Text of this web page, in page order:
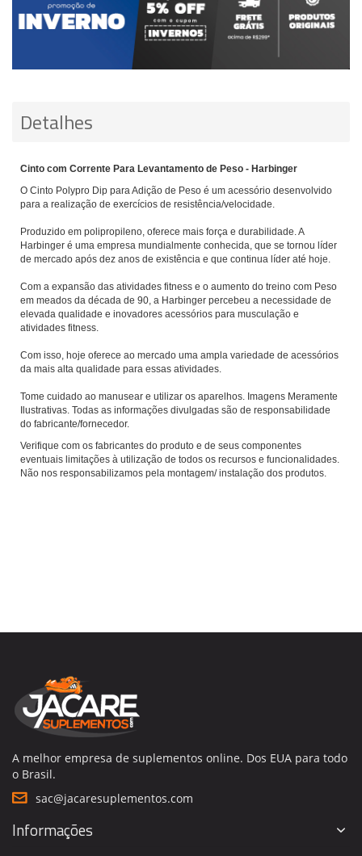
Detalhes
Cinto com Corrente Para Levantamento de Peso - Harbinger
O Cinto Polypro Dip para Adição de Peso é um acessório desenvolvido
para a realização de exercícios de resistência/velocidade.
Produzido em polipropileno, oferece mais força e durabilidade. A
Harbinger é uma empresa mundialmente conhecida, que se tornou líder
de mercado após dez anos de existência e que continua líder até hoje.
Com a expansão das atividades fitness e o aumento do treino com Peso
em meados da década de 90, a Harbinger percebeu a necessidade de
elevada qualidade e inovadores acessórios para musculação e
atividades fitness.
Com isso, hoje oferece ao mercado uma ampla variedade de acessórios
da mais alta qualidade para essas atividades.
Tome cuidado ao manusear e utilizar os aparelhos. Imagens Meramente
Ilustrativas. Todas as informações divulgadas são de responsabilidade
do fabricante/fornecedor.
Verifique com os fabricantes do produto e de seus componentes
eventuais limitações à utilização de todos os recursos e funcionalidades.
Não nos responsabilizamos pela montagem/ instalação dos produtos.
A melhor empresa de suplementos online. Dos EUA para todo
o Brasil.
sac@jacaresuplementos.com
Informações